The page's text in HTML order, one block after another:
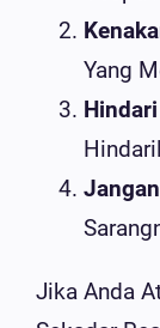
Yang
Jika Anda